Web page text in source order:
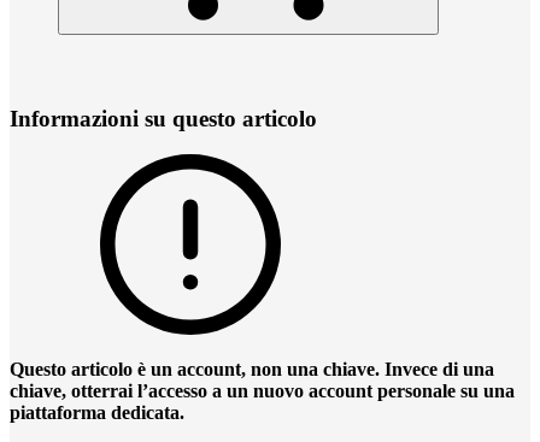
Informazioni su questo articolo
Questo articolo è un account, non una chiave. Invece di una
chiave, otterrai l’accesso a un nuovo account personale su una
piattaforma dedicata.